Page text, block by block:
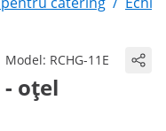
Model: RCHG-11E
- oțel